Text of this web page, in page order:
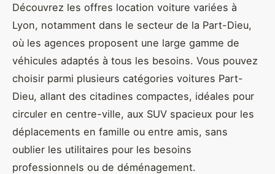
Découvrez les offres location voiture variées à
Lyon, notamment dans le secteur de la Part-Dieu,
où les agences proposent une large gamme de
véhicules adaptés à tous les besoins. Vous pouvez
choisir parmi plusieurs catégories voitures Part-
Dieu, allant des citadines compactes, idéales pour
circuler en centre-ville, aux SUV spacieux pour les
déplacements en famille ou entre amis, sans
oublier les utilitaires pour les besoins
professionnels ou de déménagement.